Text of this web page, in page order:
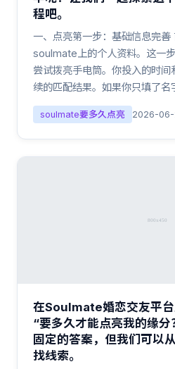
程吧。
一、点亮第一步：基础信息完善
soulmate上的个人资料。这一
尝试拨亮手电筒。你投入的时
续的匹配结果。如果你只填了
soulmate要多久点亮 2026-
在Soulmate婚恋交友平台
“要多久才能点亮我的缘
固定的答案，但我们可以
找线索。